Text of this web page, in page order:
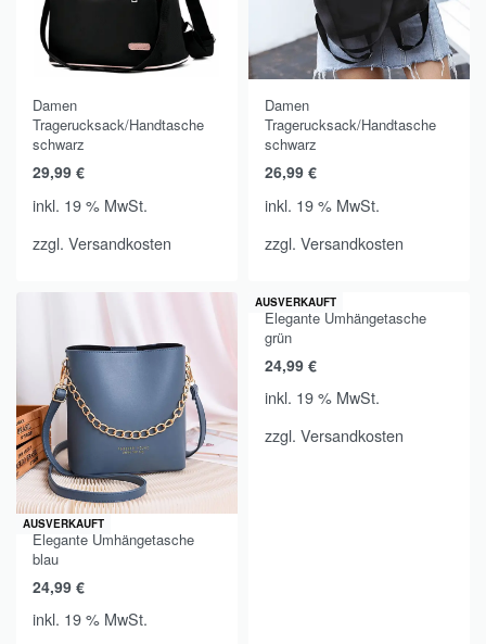
Damen
Tragerucksack/Handtasche
schwarz
29,99 €
inkl. 19 % MwSt.
zzgl. Versandkosten
Damen
Tragerucksack/Handtasche
schwarz
26,99 €
inkl. 19 % MwSt.
zzgl. Versandkosten
AUSVERKAUFT
Elegante Umhängetasche
blau
24,99 €
inkl. 19 % MwSt.
AUSVERKAUFT
Elegante Umhängetasche
grün
24,99 €
inkl. 19 % MwSt.
zzgl. Versandkosten